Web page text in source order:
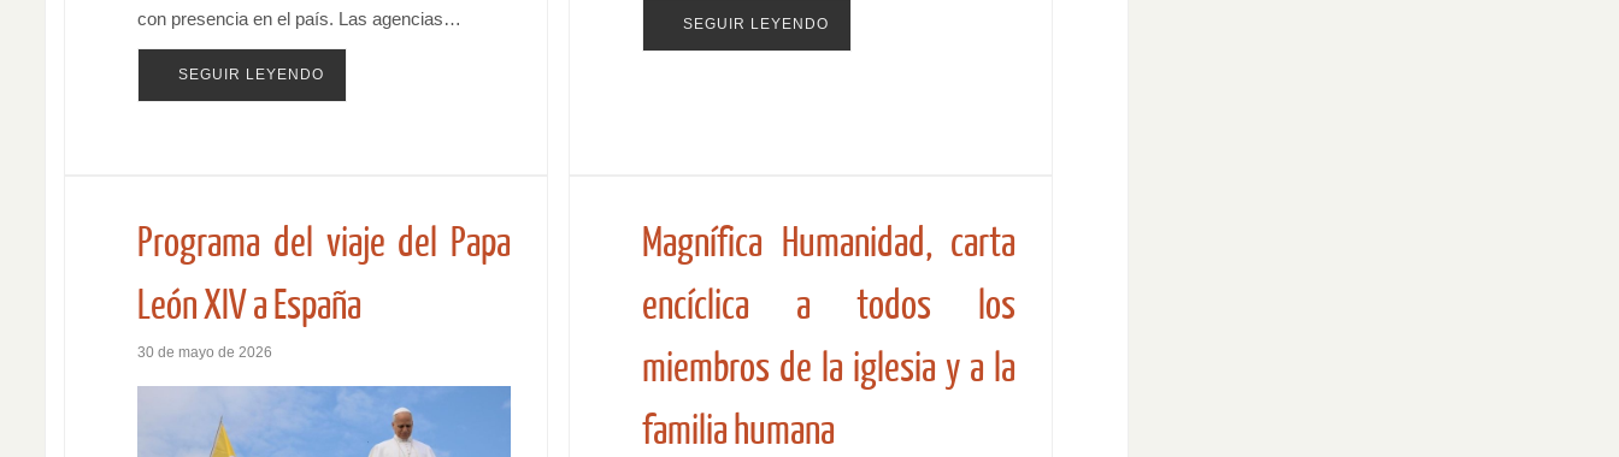
con presencia en el país. Las agencias…
SEGUIR LEYENDO
SEGUIR LEYENDO
Programa del viaje del Papa
León XIV a España
30 de mayo de 2026
Magnífica Humanidad, carta
encíclica a todos los
miembros de la iglesia y a la
familia humana